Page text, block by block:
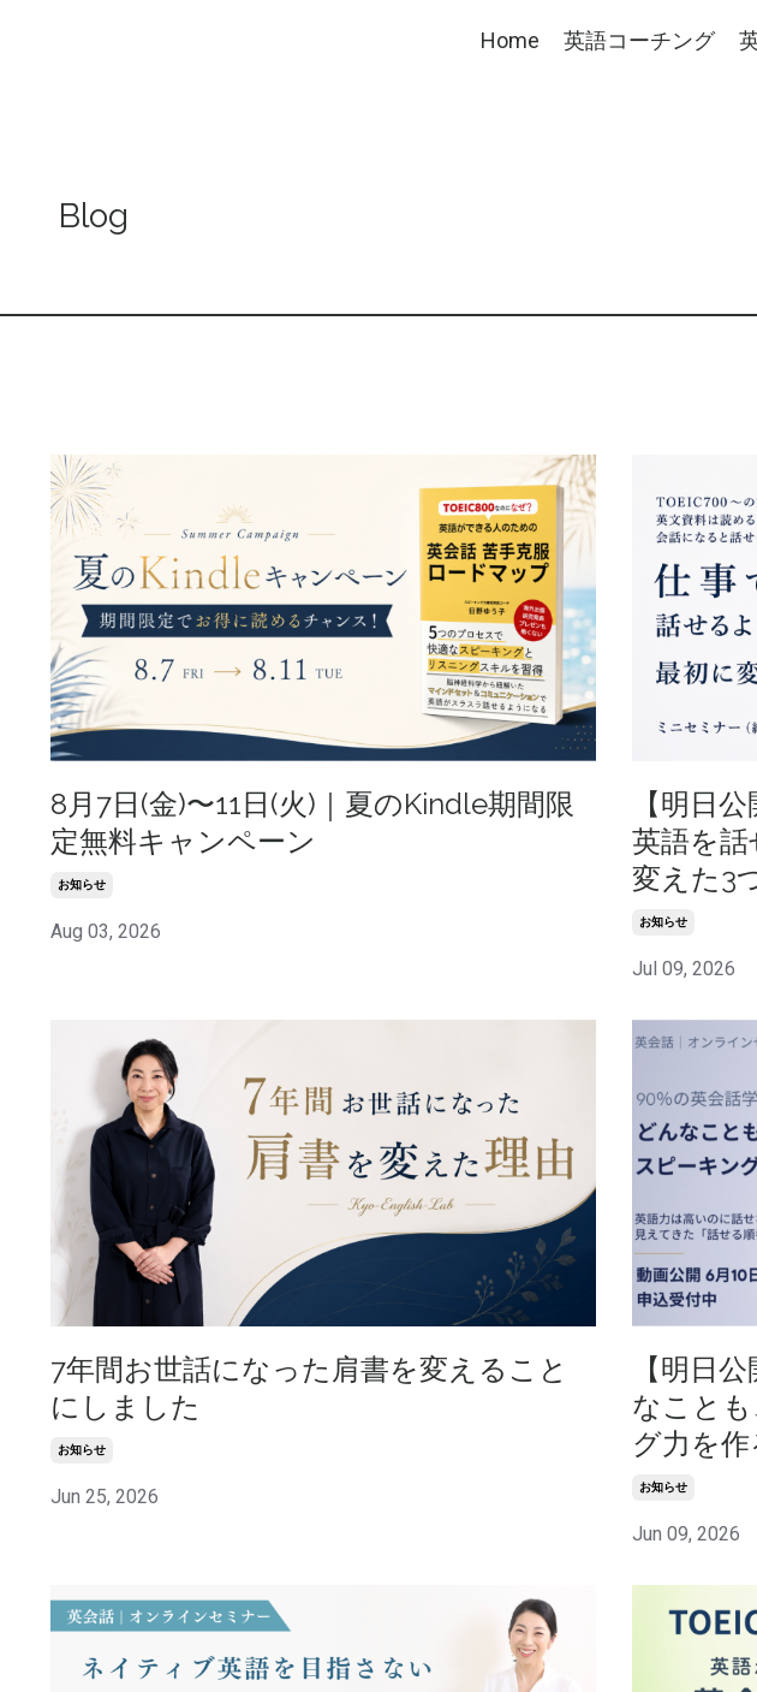
Home 英語コーチング
Blog
8月7日(金)〜11日(火)｜夏のKindle期間限
定無料キャンペーン
お知らせ
Aug 03, 2026
【明日
英語を
変えた3
お知らせ
Jul 09, 2026
7年間お世話になった肩書を変えること
にしました
お知らせ
Jun 25, 2026
【明日
なこと
グ力を作
お知らせ
Jun 09, 2026